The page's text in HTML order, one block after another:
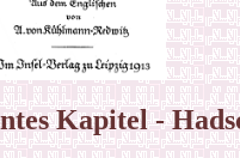
Kapitel -